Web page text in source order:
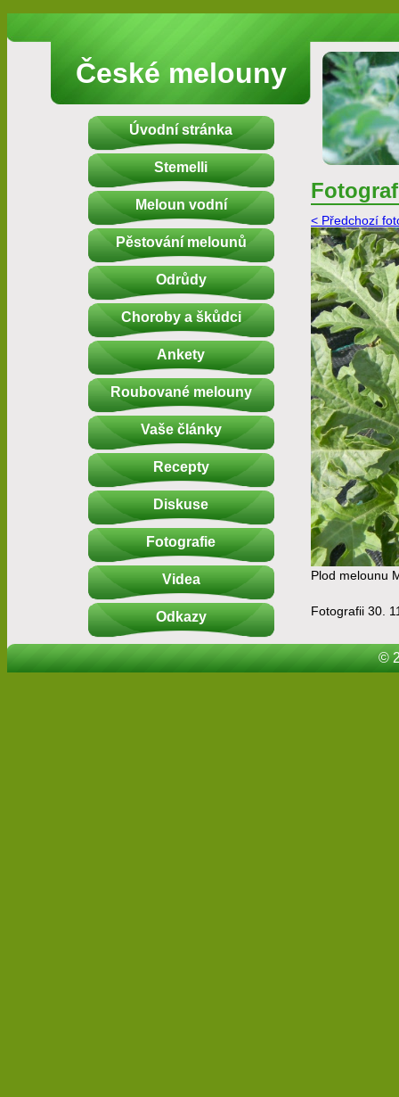
České melouny
Úvodní stránka
Stemelli
Meloun vodní
Pěstování melounů
Odrůdy
Choroby a škůdci
Ankety
Roubované melouny
Vaše články
Recepty
Diskuse
Fotografie
Videa
Odkazy
< Předchozí
Plod melounu
Fotografii 30.
©